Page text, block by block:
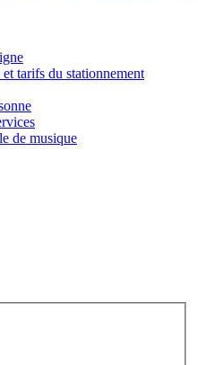
tarifs du stationnement
de musique